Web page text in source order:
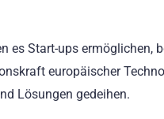
es Start-ups ermöglichen,
europäischer
Lösungen gedeihen.